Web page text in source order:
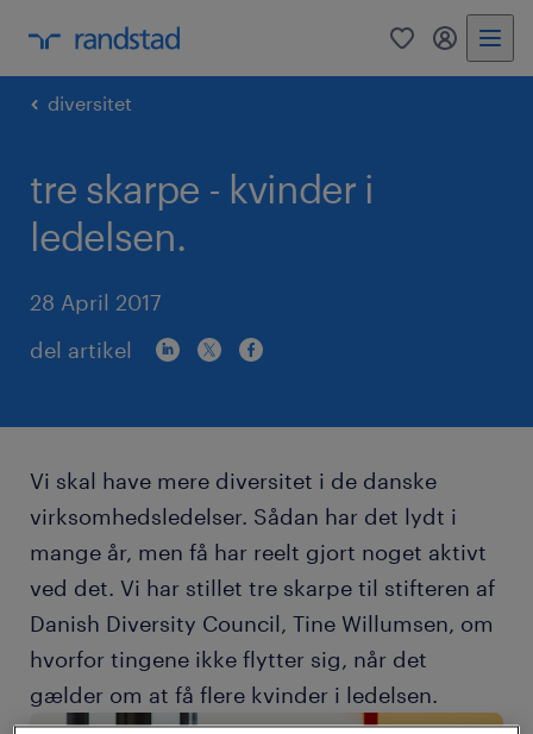
0
diversitet
tre skarpe - kvinder i
ledelsen.
28 April 2017
del artikel
Vi skal have mere diversitet i de danske
virksomhedsledelser. Sådan har det lydt i
mange år, men få har reelt gjort noget aktivt
ved det. Vi har stillet tre skarpe til stifteren af
Danish Diversity Council, Tine Willumsen, om
hvorfor tingene ikke flytter sig, når det
gælder om at få flere kvinder i ledelsen.